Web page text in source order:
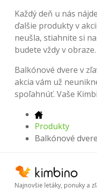
Každý deň u nás
ďalšie produkty v
neušla, stiahnite si
budete vždy v obraze.
Balkónové dvere v
akcia vám už
spoľahnúť. Vaše
Produkty
Balkónové dvere
Najnovšie letáky, ponuky a